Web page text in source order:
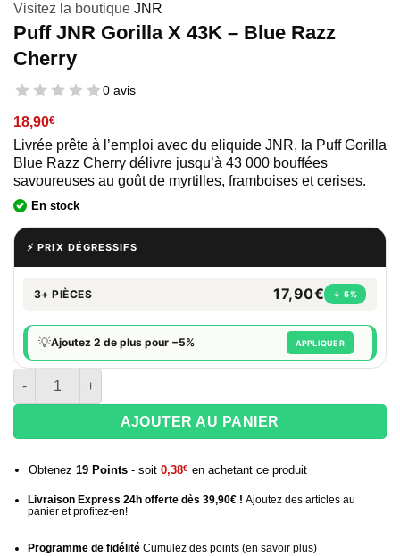
Visitez la boutique JNR
Puff JNR Gorilla X 43K – Blue Razz
Cherry
0 avis
18,90€
Livrée prête à l’emploi avec du eliquide JNR, la Puff Gorilla
Blue Razz Cherry délivre jusqu’à 43 000 bouffées
savoureuses au goût de myrtilles, framboises et cerises.
En stock
⚡ PRIX DÉGRESSIFS
3+ PIÈCES 17,90€ ↓ 5%
💡Ajoutez 2 de plus pour −5% APPLIQUER
quantité de Puff JNR Gorilla X 43K - Blue Razz Cherry
AJOUTER AU PANIER
Obtenez 19Points- soit 0,38€ en achetant ce produit
Livraison Express 24h offerte dès 39,90€ ! Ajoutez des articles au
panier et profitez-en!
Programme de fidélitéCumulez des points (en savoir plus)